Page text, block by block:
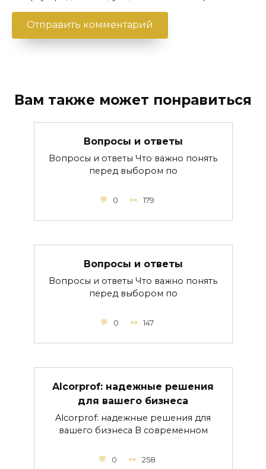
Вам также может понравиться
Вопросы и ответы
Вопросы и ответы Что важно понять
перед выбором по
0 179
Вопросы и ответы
Вопросы и ответы Что важно понять
перед выбором по
0 147
Alcorprof: надежные решения
для вашего бизнеса
Alcorprof: надежные решения для
вашего бизнеса В современном
0 258